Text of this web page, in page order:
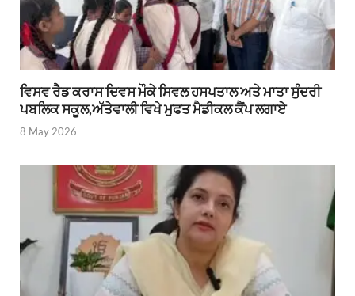
ਵਿਸਵ ਰੈਡ ਕਰਾਸ ਦਿਵਸ ਮੌਕੇ ਸਿਵਲ ਹਸਪਤਾਲ ਅਤੇ ਮਾਤਾ ਸੁੰਦਰੀ
ਪਬਲਿਕ ਸਕੂਲ,ਅੱਤੇਵਾਲੀ ਵਿਖੇ ਮੁਫਤ ਮੈਡੀਕਲ ਕੈਂਪ ਲਗਾਏ
8 May 2026